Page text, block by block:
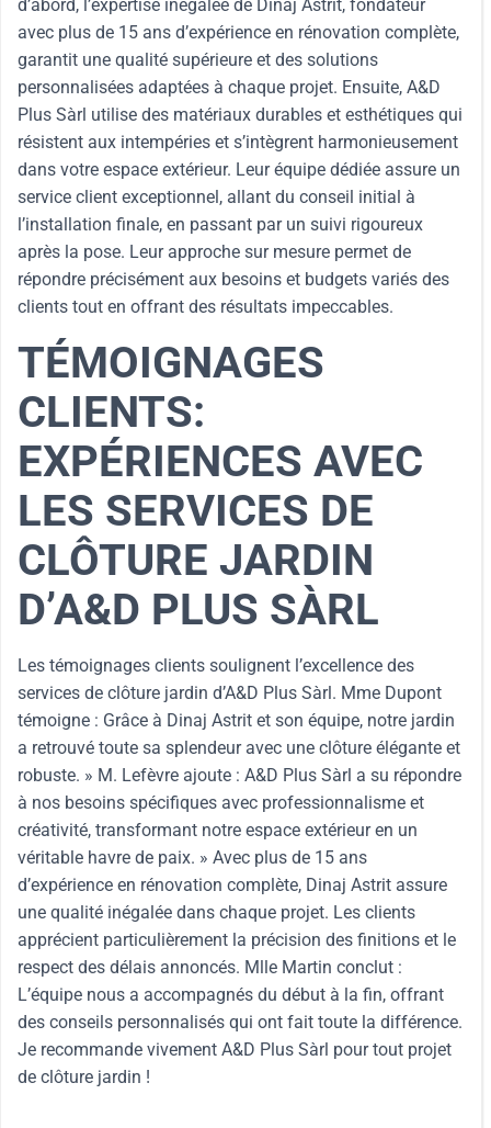
d’abord, l’expertise inégalée de Dinaj Astrit, fondateur
avec plus de 15 ans d’expérience en rénovation complète,
garantit une qualité supérieure et des solutions
personnalisées adaptées à chaque projet. Ensuite, A&D
Plus Sàrl utilise des matériaux durables et esthétiques qui
résistent aux intempéries et s’intègrent harmonieusement
dans votre espace extérieur. Leur équipe dédiée assure un
service client exceptionnel, allant du conseil initial à
l’installation finale, en passant par un suivi rigoureux
après la pose. Leur approche sur mesure permet de
répondre précisément aux besoins et budgets variés des
clients tout en offrant des résultats impeccables.
TÉMOIGNAGES
CLIENTS:
EXPÉRIENCES AVEC
LES SERVICES DE
CLÔTURE JARDIN
D’A&D PLUS SÀRL
Les témoignages clients soulignent l’excellence des
services de clôture jardin d’A&D Plus Sàrl. Mme Dupont
témoigne : Grâce à Dinaj Astrit et son équipe, notre jardin
a retrouvé toute sa splendeur avec une clôture élégante et
robuste. » M. Lefèvre ajoute : A&D Plus Sàrl a su répondre
à nos besoins spécifiques avec professionnalisme et
créativité, transformant notre espace extérieur en un
véritable havre de paix. » Avec plus de 15 ans
d’expérience en rénovation complète, Dinaj Astrit assure
une qualité inégalée dans chaque projet. Les clients
apprécient particulièrement la précision des finitions et le
respect des délais annoncés. Mlle Martin conclut :
L’équipe nous a accompagnés du début à la fin, offrant
des conseils personnalisés qui ont fait toute la différence.
Je recommande vivement A&D Plus Sàrl pour tout projet
de clôture jardin !